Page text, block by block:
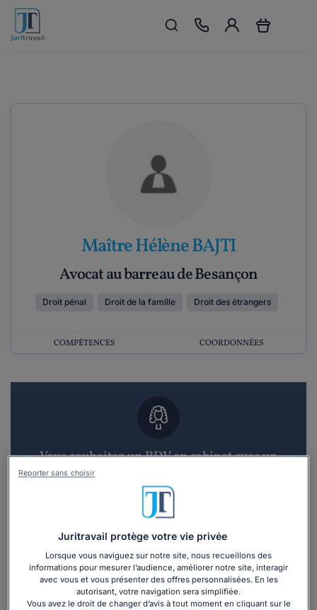
Maître Hélène BAJTI
Avocat au barreau de Besançon
Droit pénal Droit de la famille Droit des étrangers
COMPÉTENCES COORDONNÉES
Vous souhaitez un RDV en cabinet avec un
3 devis en 48h
Juritravail protège votre vie privée
Lorsque vous naviguez sur notre site, nous recueillons des
informations pour mesurer l’audience, améliorer notre site, interagir
avec vous et vous présenter des offres personnalisées. En les
autorisant, votre navigation sera simplifiée.
Vous avez le droit de changer d’avis à tout moment en cliquant sur le
Reporter sans choisir